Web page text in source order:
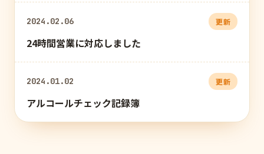
2024.02.06 更新
24時間営業に対応しました
2024.01.02 更新
アルコールチェック記録簿